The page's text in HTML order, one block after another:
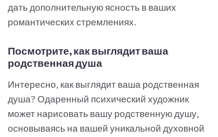
дать дополнительную ясность в ваших
романтических стремлениях.
Посмотрите, как выглядит ваша
родственная душа
Интересно, как выглядит ваша родственная
душа? Одаренный психический художник
может нарисовать вашу родственную душу,
основываясь на вашей уникальной духовной